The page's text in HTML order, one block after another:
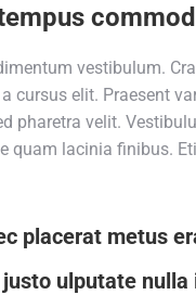
vestibulum.
cursus elit. Praesent
pharetra velit.
quam lacinia finibus.
placerat metus
ulputate